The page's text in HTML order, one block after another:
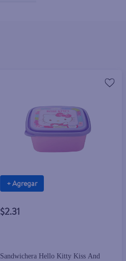
+ Agregar
$2.31
Sandwichera Hello Kitty Kiss And